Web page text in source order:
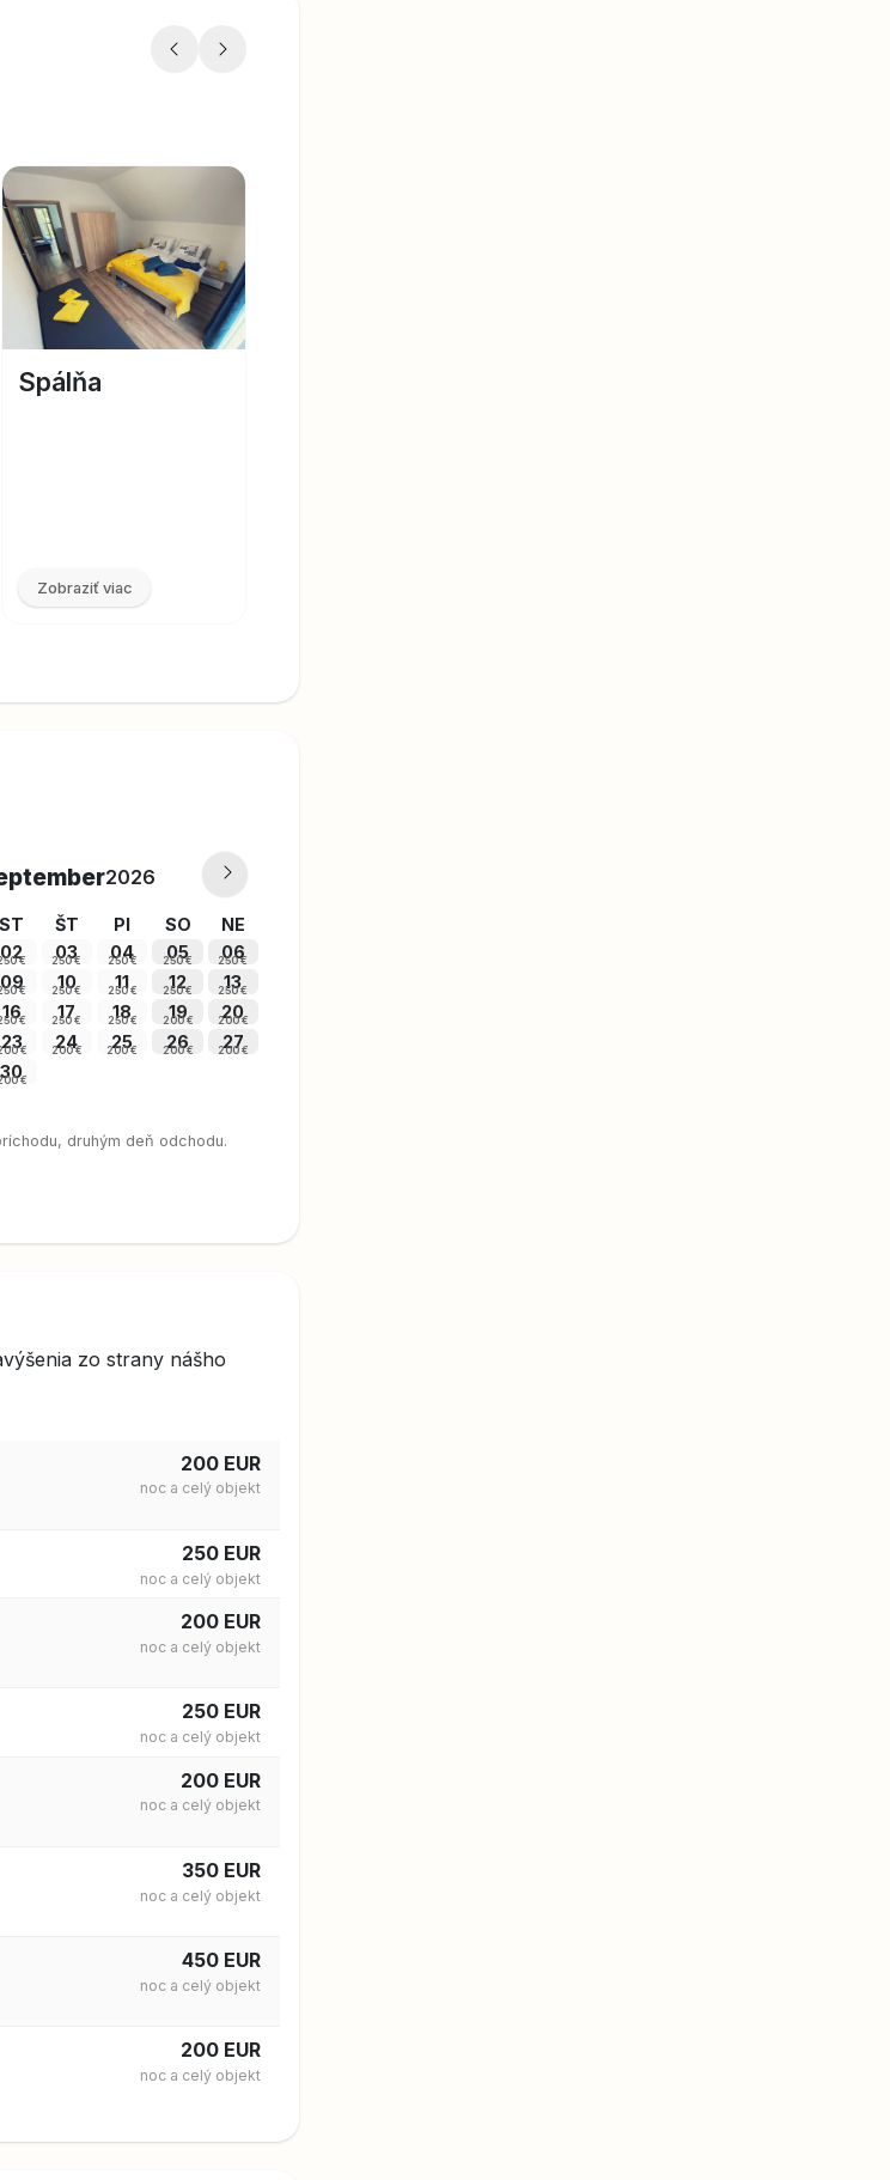
Spálňa
Zobraziť viac
2026
ST ŠT PI SO NE
02€ 03
250 € 04
250 € 05
250 € 06
250 €
09€ 10
250 € 11
250 € 12
250 € 13
250 €
16€ 17
250 € 18
250 € 19
200 € 20
200 €
23€ 24
200 € 25
200 € 26
200 € 27
200 €
30€
druhým deň odchodu.
zo strany nášho
200 EUR
noc a celý objekt
250 EUR
noc a celý objekt
200 EUR
noc a celý objekt
250 EUR
noc a celý objekt
200 EUR
noc a celý objekt
350 EUR
noc a celý objekt
450 EUR
noc a celý objekt
200 EUR
noc a celý objekt